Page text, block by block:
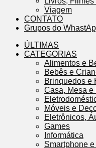
Viagem
CONTATO
Grupos do
ÚLTIMAS
CATEGORIAS
Alimentos e
Bebês e
Brinquedos e
Casa, Mesa e
Móveis e
Eletrônicos,
Games
Informática
Smartphone e